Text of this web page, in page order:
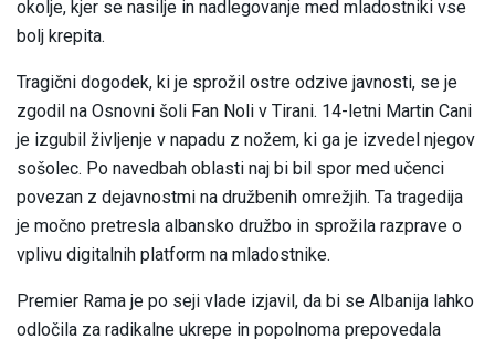
okolje, kjer se nasilje in nadlegovanje med mladostniki vse
bolj krepita.
Tragični dogodek, ki je sprožil ostre odzive javnosti, se je
zgodil na Osnovni šoli Fan Noli v Tirani. 14-letni Martin Cani
je izgubil življenje v napadu z nožem, ki ga je izvedel njegov
sošolec. Po navedbah oblasti naj bi bil spor med učenci
povezan z dejavnostmi na družbenih omrežjih. Ta tragedija
je močno pretresla albansko družbo in sprožila razprave o
vplivu digitalnih platform na mladostnike.
Premier Rama je po seji vlade izjavil, da bi se Albanija lahko
odločila za radikalne ukrepe in popolnoma prepovedala